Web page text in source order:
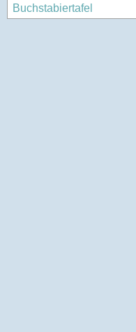
Buchstabiertafel